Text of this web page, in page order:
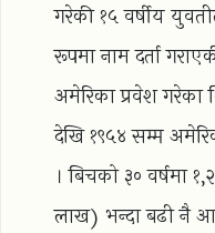
गरेकी १५ वर्षीय
रूपमा नाम दर्ता
अमेरिका प्रवेश गरेका
देखि १९५४ सम्म
। बिचको ३० वर्षमा
लाख) भन्दा बढी नै